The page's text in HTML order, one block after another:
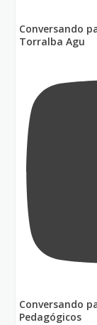
Conversando
Torralba Agu
Conversando
Pedagógicos